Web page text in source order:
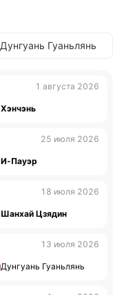
Дунгуань Гуаньлянь
1 августа 2026
Хэнчэнь
25 июля 2026
И-Пауэр
18 июля 2026
Шанхай Цзядин
13 июля 2026
Дунгуань Гуаньлянь